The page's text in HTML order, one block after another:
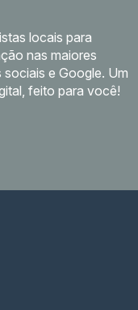
locais para
nas maiores
e Google. Um
feito para você!